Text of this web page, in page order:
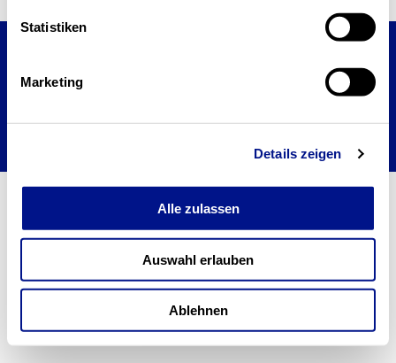
Statistiken
Marketing
Details zeigen
Alle zulassen
Auswahl erlauben
Ablehnen
Datenschutz